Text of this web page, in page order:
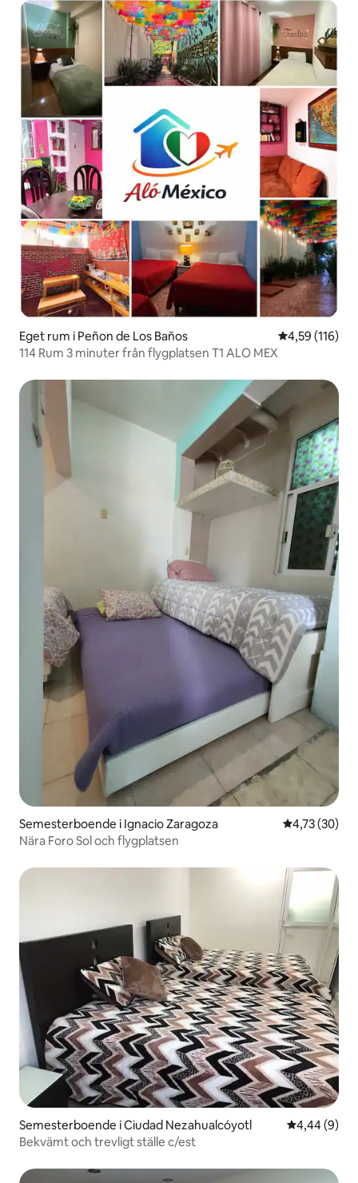
Eget rum i Peñon de Los Baños 4,59 av 5 i
4,59 (116)
114 Rum 3 minuter från flygplatsen T1 ALO MEX
Semesterboende i Ignacio Zaragoza 4,73 av 5 i
4,73 (30)
Nära Foro Sol och flygplatsen
Semesterboende i Ciudad Nezahualcóyotl 4,44 av 5 i
4,44 (9)
Bekvämt och trevligt ställe c/est